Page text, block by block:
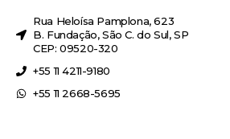
Rua Heloísa Pamplona, 623
B. Fundação, São C. do Sul, SP
CEP: 09520-320
+55 11 4211-9180
+55 11 2668-5695